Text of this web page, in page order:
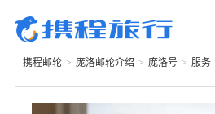
携程邮轮 > 庞洛邮轮介绍 > 庞洛号 > 服务